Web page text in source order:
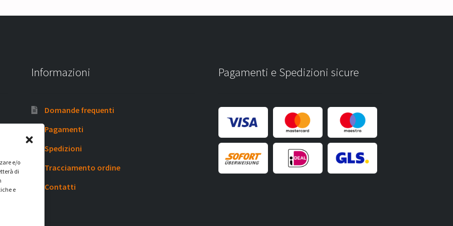
e/o
di
e
Informazioni
Domande frequenti
Pagamenti
Spedizioni
Tracciamento ordine
Contatti
Pagamenti e Spedizioni sicure